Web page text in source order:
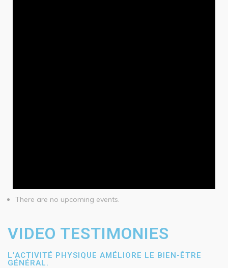
There are no upcoming events.
VIDEO TESTIMONIES
L’ACTIVITÉ PHYSIQUE AMÉLIORE LE BIEN-ÊTRE
GÉNÉRAL.